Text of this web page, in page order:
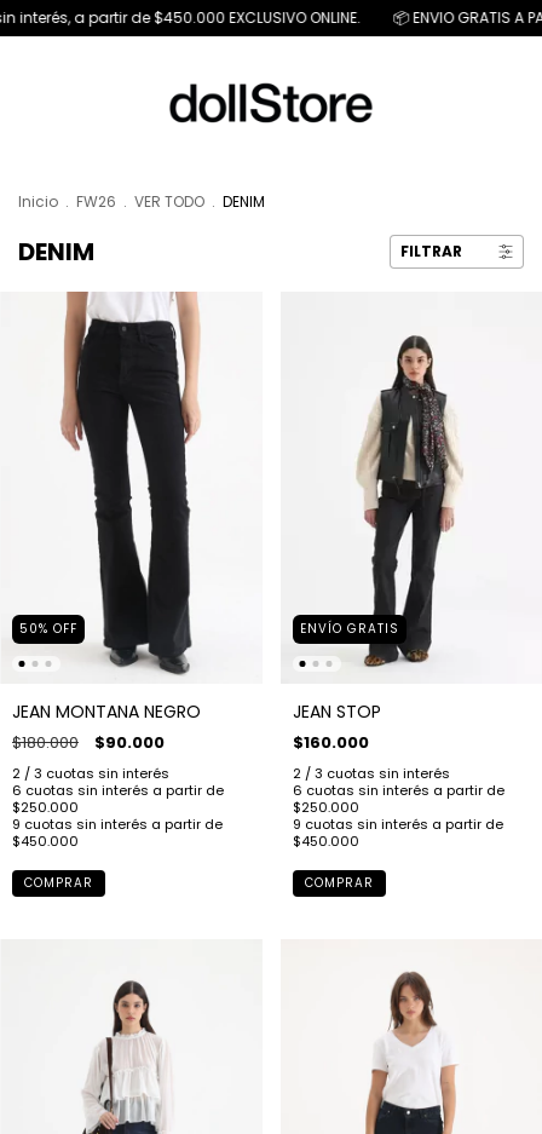
de $450.000 EXCLUSIVO ONLINE. 📦 ENVIO GRATIS A PARTIR DE $
Inicio . FW26 . VER TODO . DENIM
DENIM FILTRAR
50% OFF
JEAN MONTANA NEGRO
$180.000 $90.000
COMPRAR
ENVÍO GRATIS
JEAN STOP
$160.000
COMPRAR